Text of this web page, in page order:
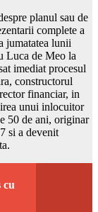
planul sau de
complete a
jumatatea lunii
Luca de Meo la
imediat procesul
constructorul
financiar, in
unui inlocuitor
50 de ani, originar
si a devenit
cu